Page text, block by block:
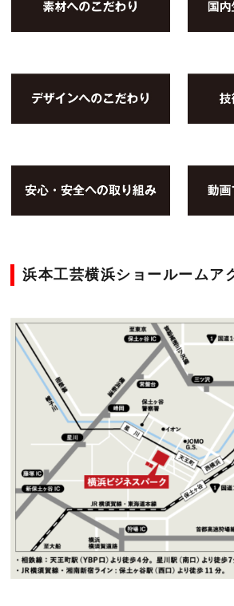
浜本工芸横浜ショールームア